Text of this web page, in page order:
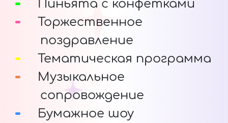
Пиньята с конфетками
Торжественное
поздравление
Тематическая программа
Музыкальное
сопровождение
Бумажное шоу